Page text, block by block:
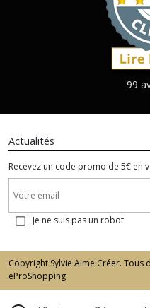
99
Actualités
Recevez un code promo de 5€ en
Je ne suis pas un robot
Copyright Sylvie Aime Créer. Tous
eProShopping